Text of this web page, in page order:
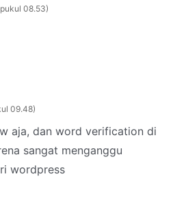
08.53
09.48
aja, dan word verification di
sangat menganggu
wordpress